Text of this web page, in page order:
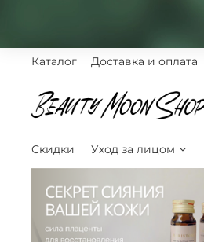
Каталог Доставка и оплата
Скидки Уход за лицом